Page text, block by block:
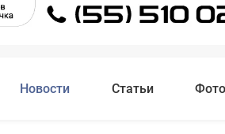
Новости Статьи Фото